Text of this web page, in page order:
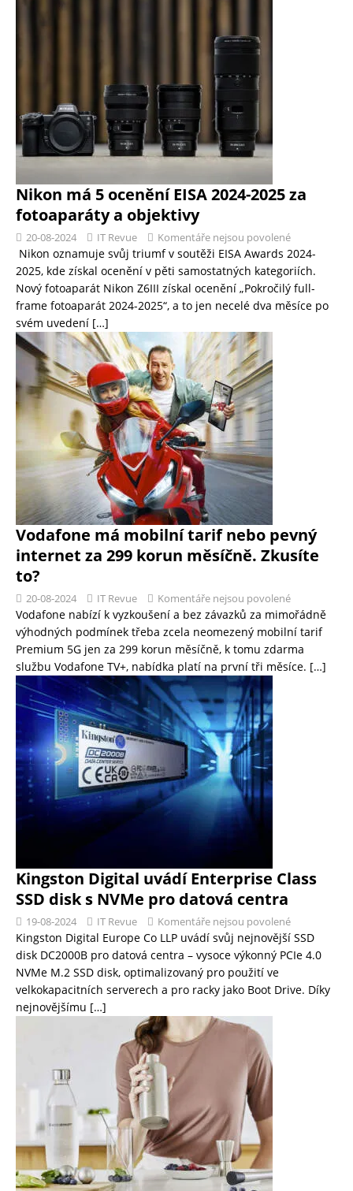
Nikon má 5 ocenění EISA 2024-2025 za
fotoaparáty a objektivy
20-08-2024 IT Revue Komentáře nejsou povolené
Nikon oznamuje svůj triumf v soutěži EISA Awards 2024-
2025, kde získal ocenění v pěti samostatných kategoriích.
Nový fotoaparát Nikon Z6III získal ocenění „Pokročilý full-
frame fotoaparát 2024-2025“, a to jen necelé dva měsíce po
svém uvedení […]
Vodafone má mobilní tarif nebo pevný
internet za 299 korun měsíčně. Zkusíte
to?
20-08-2024 IT Revue Komentáře nejsou povolené
Vodafone nabízí k vyzkoušení a bez závazků za mimořádně
výhodných podmínek třeba zcela neomezený mobilní tarif
Premium 5G jen za 299 korun měsíčně, k tomu zdarma
službu Vodafone TV+, nabídka platí na první tři měsíce. […]
Kingston Digital uvádí Enterprise Class
SSD disk s NVMe pro datová centra
19-08-2024 IT Revue Komentáře nejsou povolené
Kingston Digital Europe Co LLP uvádí svůj nejnovější SSD
disk DC2000B pro datová centra – vysoce výkonný PCIe 4.0
NVMe M.2 SSD disk, optimalizovaný pro použití ve
velkokapacitních serverech a pro racky jako Boot Drive. Díky
nejnovějšímu […]